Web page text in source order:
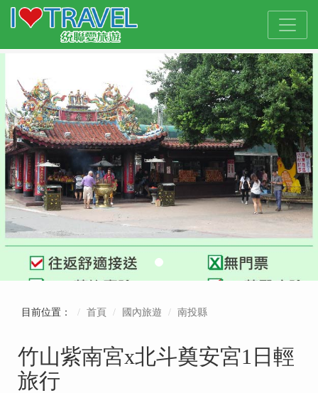
目前位置： 首頁 國內旅遊 南投縣
竹山紫南宮x北斗奠安宮1日輕
旅行